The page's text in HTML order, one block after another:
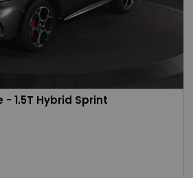
1.5T Hybrid Sprint